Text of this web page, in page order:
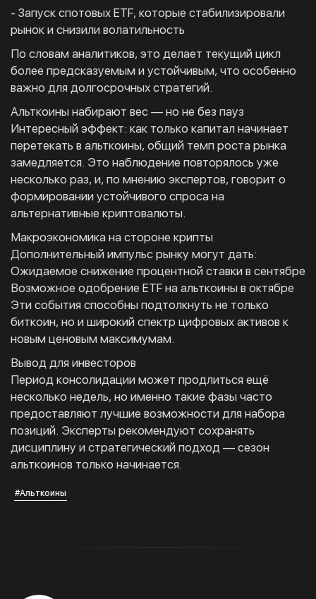
- Запуск спотовых ETF, которые стабилизировали
рынок и снизили волатильность
По словам аналитиков, это делает текущий цикл
более предсказуемым и устойчивым, что особенно
важно для долгосрочных стратегий.
Альткоины набирают вес — но не без пауз
Интересный эффект: как только капитал начинает
перетекать в альткоины, общий темп роста рынка
замедляется. Это наблюдение повторялось уже
несколько раз, и, по мнению экспертов, говорит о
формировании устойчивого спроса на
альтернативные криптовалюты.
Макроэкономика на стороне крипты
Дополнительный импульс рынку могут дать:
Ожидаемое снижение процентной ставки в сентябре
Возможное одобрение ETF на альткоины в октябре
Эти события способны подтолкнуть не только
биткоин, но и широкий спектр цифровых активов к
новым ценовым максимумам.
Вывод для инвесторов
Период консолидации может продлиться ещё
несколько недель, но именно такие фазы часто
предоставляют лучшие возможности для набора
позиций. Эксперты рекомендуют сохранять
дисциплину и стратегический подход — сезон
альткоинов только начинается.
#Альткоины